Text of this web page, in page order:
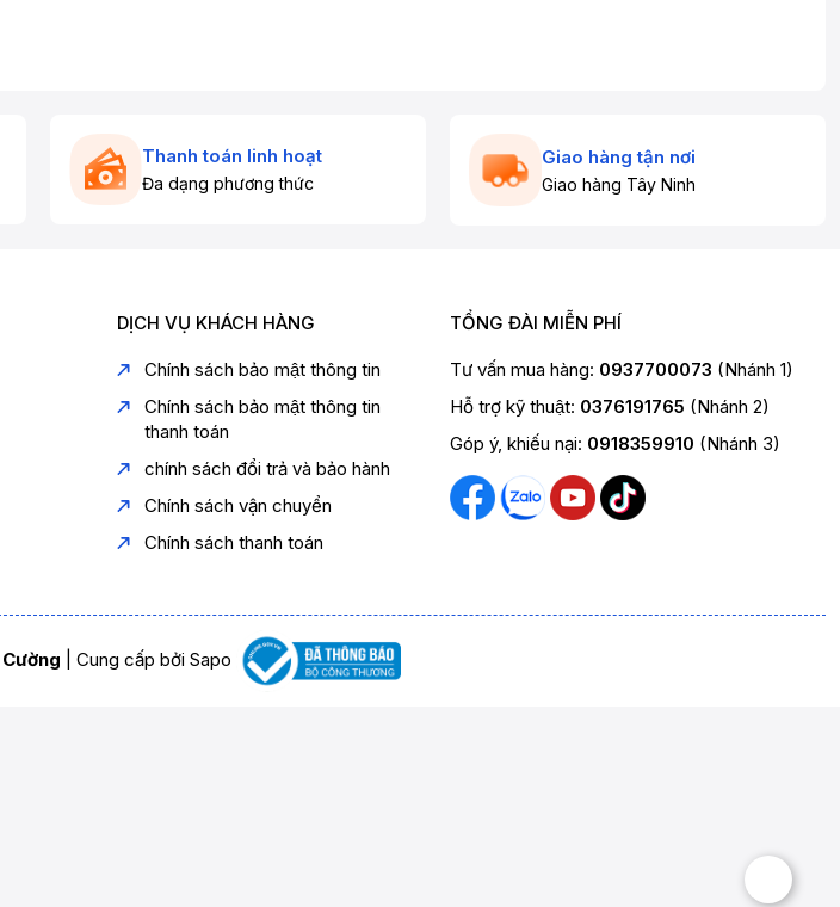
Thanh toán linh hoạt
Đa dạng phương thức
Giao hàng tận nơi
Giao hàng Tây Ninh
DỊCH VỤ KHÁCH HÀNG
Chính sách bảo mật thông tin
Chính sách bảo mật thông tin
thanh toán
chính sách đổi trả và bảo hành
Chính sách vận chuyển
Chính sách thanh toán
TỔNG ĐÀI MIỄN PHÍ
Tư vấn mua hàng: 0937700073 (Nhánh 1)
Hỗ trợ kỹ thuật: 0376191765 (Nhánh 2)
Góp ý, khiếu nại: 0918359910 (Nhánh 3)
Cung cấp bởi Sapo